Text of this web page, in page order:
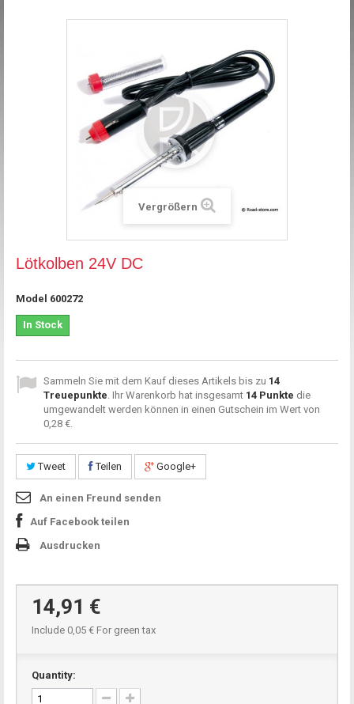
Vergrößern
Lötkolben 24V DC
Model 600272
In Stock
Sammeln Sie mit dem Kauf dieses Artikels bis zu 14
Treuepunkte . Ihr Warenkorb hat insgesamt 14 Punkte die
umgewandelt werden können in einen Gutschein im Wert von
0,28 €
Tweet Teilen Google+
An einen Freund senden
Auf Facebook teilen
Ausdrucken
14,91 €
Include 0,05 € For green tax
Quantity: